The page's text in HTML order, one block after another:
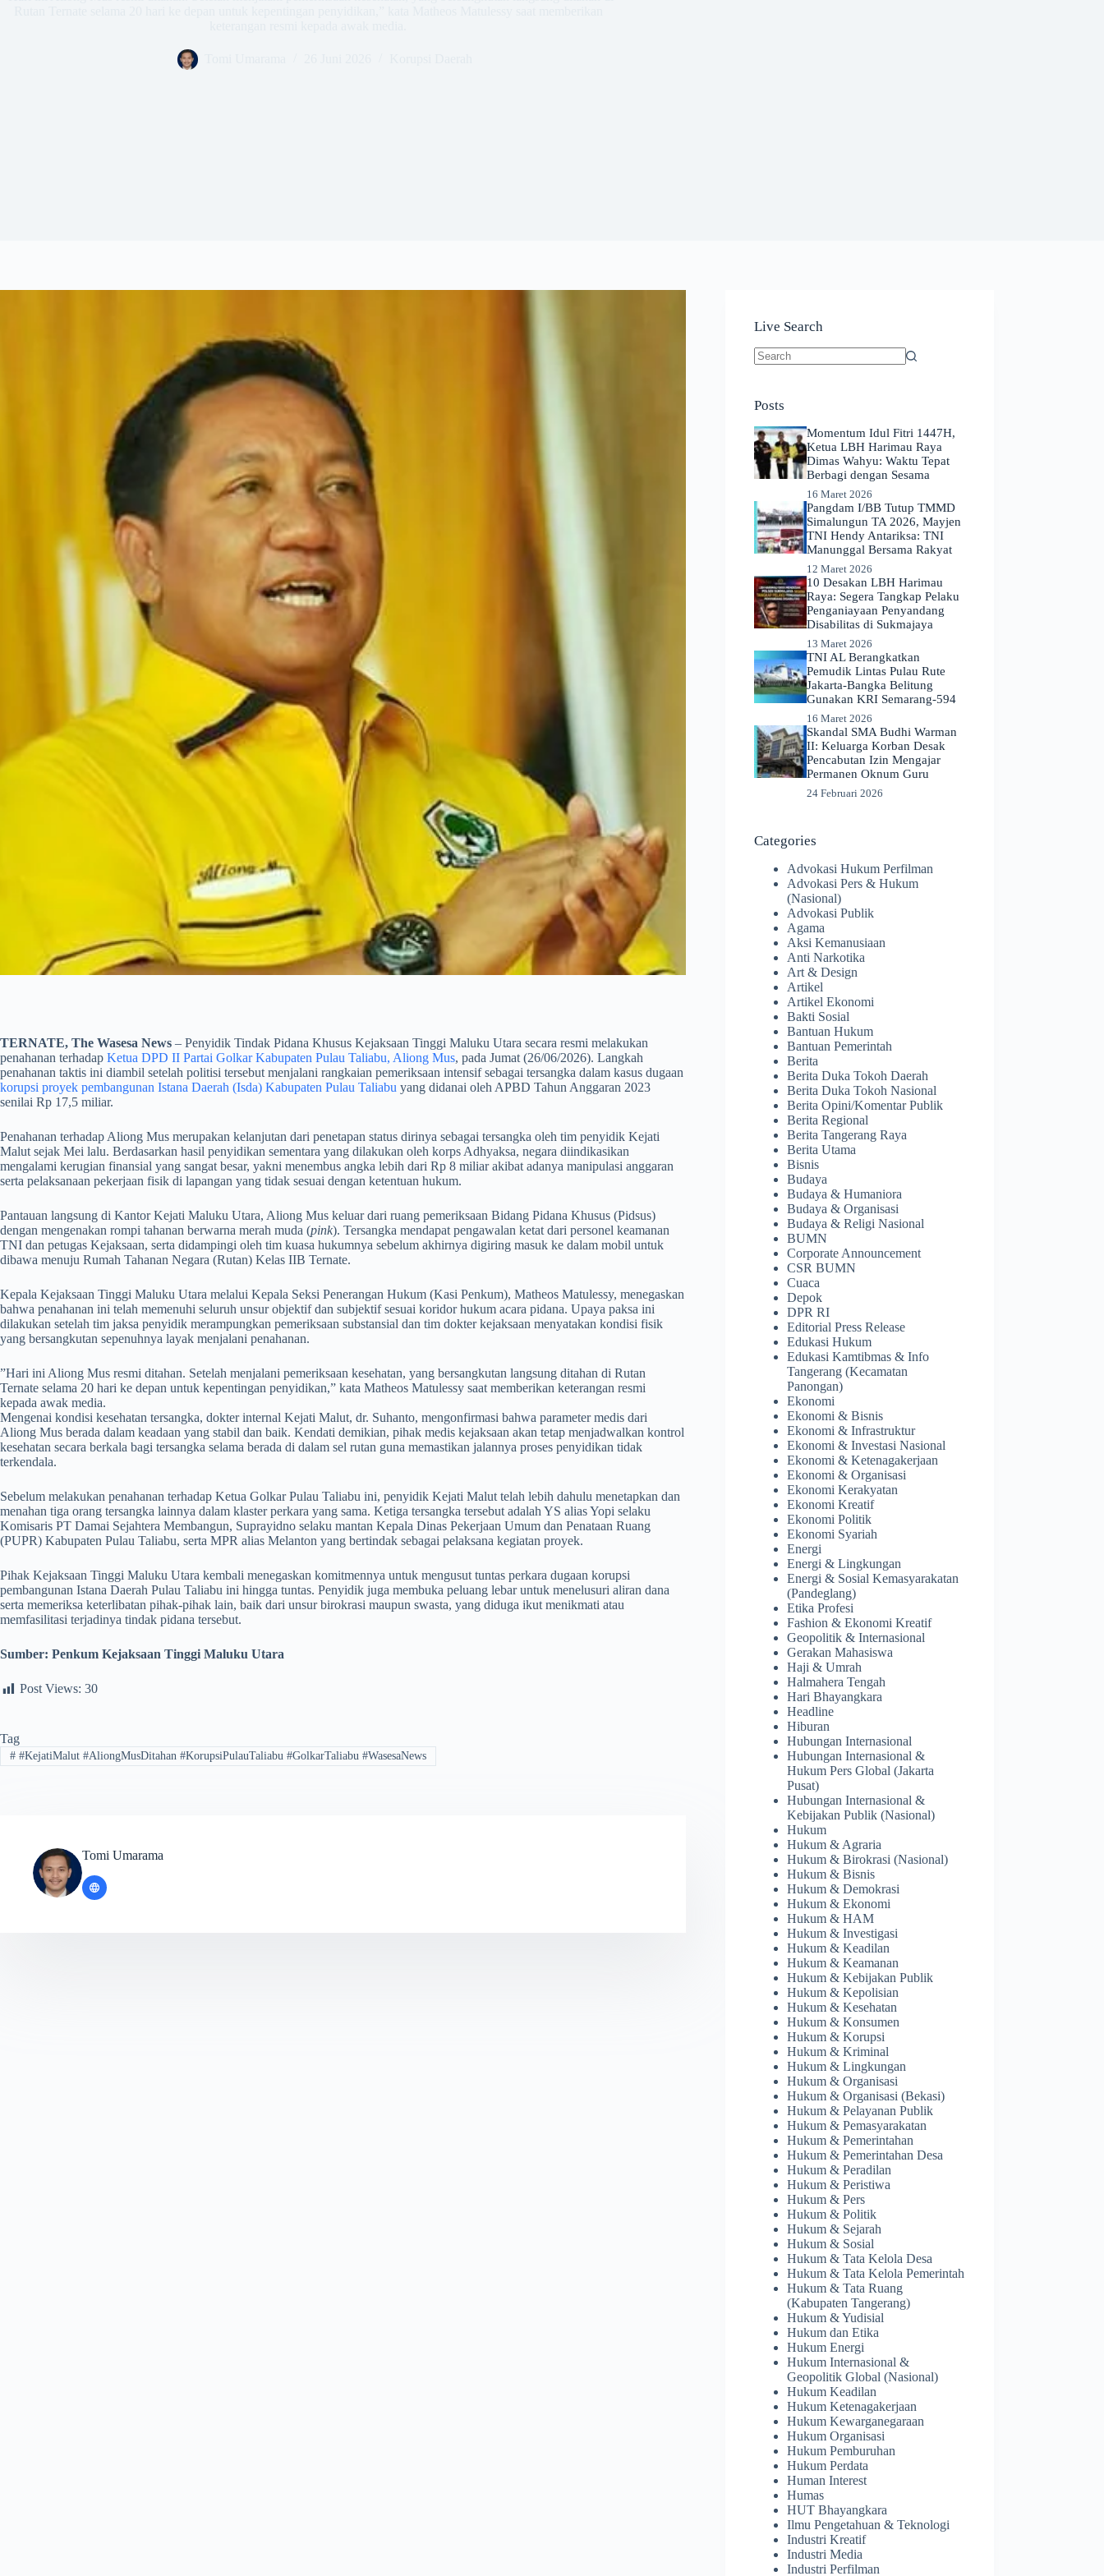
TERNATE, The Wasesa News – Penyidik Tindak Pidana Khusus Kejaksaan Tinggi Maluku Utara secara resmi melakukan
penahanan terhadap Ketua DPD II Partai Golkar Kabupaten Pulau Taliabu, Aliong Mus, pada Jumat (26/06/2026). Langkah
penahanan taktis ini diambil setelah politisi tersebut menjalani rangkaian pemeriksaan intensif sebagai tersangka dalam kasus dugaan
korupsi proyek pembangunan Istana Daerah (Isda) Kabupaten Pulau Taliabu yang didanai oleh APBD Tahun Anggaran 2023
senilai Rp 17,5 miliar.
​Penahanan terhadap Aliong Mus merupakan kelanjutan dari penetapan status dirinya sebagai tersangka oleh tim penyidik Kejati
Malut sejak Mei lalu. Berdasarkan hasil penyidikan sementara yang dilakukan oleh korps Adhyaksa, negara diindikasikan
mengalami kerugian finansial yang sangat besar, yakni menembus angka lebih dari Rp 8 miliar akibat adanya manipulasi anggaran
serta pelaksanaan pekerjaan fisik di lapangan yang tidak sesuai dengan ketentuan hukum.
​Pantauan langsung di Kantor Kejati Maluku Utara, Aliong Mus keluar dari ruang pemeriksaan Bidang Pidana Khusus (Pidsus)
dengan mengenakan rompi tahanan berwarna merah muda (pink). Tersangka mendapat pengawalan ketat dari personel keamanan
TNI dan petugas Kejaksaan, serta didampingi oleh tim kuasa hukumnya sebelum akhirnya digiring masuk ke dalam mobil untuk
dibawa menuju Rumah Tahanan Negara (Rutan) Kelas IIB Ternate.
​Kepala Kejaksaan Tinggi Maluku Utara melalui Kepala Seksi Penerangan Hukum (Kasi Penkum), Matheos Matulessy, menegaskan
bahwa penahanan ini telah memenuhi seluruh unsur objektif dan subjektif sesuai koridor hukum acara pidana. Upaya paksa ini
dilakukan setelah tim jaksa penyidik merampungkan pemeriksaan substansial dan tim dokter kejaksaan menyatakan kondisi fisik
yang bersangkutan sepenuhnya layak menjalani penahanan.
​”Hari ini Aliong Mus resmi ditahan. Setelah menjalani pemeriksaan kesehatan, yang bersangkutan langsung ditahan di Rutan
Ternate selama 20 hari ke depan untuk kepentingan penyidikan,” kata Matheos Matulessy saat memberikan keterangan resmi
kepada awak media.
Mengenai kondisi kesehatan tersangka, dokter internal Kejati Malut, dr. Suhanto, mengonfirmasi bahwa parameter medis dari
Aliong Mus berada dalam keadaan yang stabil dan baik. Kendati demikian, pihak medis kejaksaan akan tetap menjadwalkan kontrol
kesehatan secara berkala bagi tersangka selama berada di dalam sel rutan guna memastikan jalannya proses penyidikan tidak
terkendala.
​Sebelum melakukan penahanan terhadap Ketua Golkar Pulau Taliabu ini, penyidik Kejati Malut telah lebih dahulu menetapkan dan
menahan tiga orang tersangka lainnya dalam klaster perkara yang sama. Ketiga tersangka tersebut adalah YS alias Yopi selaku
Komisaris PT Damai Sejahtera Membangun, Suprayidno selaku mantan Kepala Dinas Pekerjaan Umum dan Penataan Ruang
(PUPR) Kabupaten Pulau Taliabu, serta MPR alias Melanton yang bertindak sebagai pelaksana kegiatan proyek.
​Pihak Kejaksaan Tinggi Maluku Utara kembali menegaskan komitmennya untuk mengusut tuntas perkara dugaan korupsi
pembangunan Istana Daerah Pulau Taliabu ini hingga tuntas. Penyidik juga membuka peluang lebar untuk menelusuri aliran dana
serta memeriksa keterlibatan pihak-pihak lain, baik dari unsur birokrasi maupun swasta, yang diduga ikut menikmati atau
memfasilitasi terjadinya tindak pidana tersebut.
Sumber: Penkum Kejaksaan Tinggi Maluku Utara
Post Views: 30
Tag
##KejatiMalut #AliongMusDitahan #KorupsiPulauTaliabu #GolkarTaliabu #WasesaNews
Tomi Umarama
Live Search
Posts
Momentum Idul Fitri 1447H,
Ketua LBH Harimau Raya
Dimas Wahyu: Waktu Tepat
Berbagi dengan Sesama
16 Maret 2026
Pangdam I/BB Tutup TMMD
Simalungun TA 2026, Mayjen
TNI Hendy Antariksa: TNI
Manunggal Bersama Rakyat
12 Maret 2026
​10 Desakan LBH Harimau
Raya: Segera Tangkap Pelaku
Penganiayaan Penyandang
Disabilitas di Sukmajaya
13 Maret 2026
TNI AL Berangkatkan
Pemudik Lintas Pulau Rute
Jakarta-Bangka Belitung
Gunakan KRI Semarang-594
16 Maret 2026
Skandal SMA Budhi Warman
II: Keluarga Korban Desak
Pencabutan Izin Mengajar
Permanen Oknum Guru
24 Februari 2026
Categories
Advokasi Hukum Perfilman
Advokasi Pers & Hukum
(Nasional)
Advokasi Publik
Agama
Aksi Kemanusiaan
Anti Narkotika
Art & Design
Artikel
Artikel Ekonomi
Bakti Sosial
Bantuan Hukum
Bantuan Pemerintah
Berita
Berita Duka Tokoh Daerah
Berita Duka Tokoh Nasional
Berita Opini/Komentar Publik
Berita Regional
Berita Tangerang Raya
Berita Utama
Bisnis
Budaya
Budaya & Humaniora
Budaya & Organisasi
Budaya & Religi Nasional
BUMN
Corporate Announcement
CSR BUMN
Cuaca
Depok
DPR RI
Editorial Press Release
Edukasi Hukum
Edukasi Kamtibmas & Info
Tangerang (Kecamatan
Panongan)
Ekonomi
Ekonomi & Bisnis
Ekonomi & Infrastruktur
Ekonomi & Investasi Nasional
Ekonomi & Ketenagakerjaan
Ekonomi & Organisasi
Ekonomi Kerakyatan
Ekonomi Kreatif
Ekonomi Politik
Ekonomi Syariah
Energi
Energi & Lingkungan
Energi & Sosial Kemasyarakatan
(Pandeglang)
Etika Profesi
Fashion & Ekonomi Kreatif
Geopolitik & Internasional
Gerakan Mahasiswa
Haji & Umrah
Halmahera Tengah
Hari Bhayangkara
Headline
Hiburan
Hubungan Internasional
Hubungan Internasional &
Hukum Pers Global (Jakarta
Pusat)
Hubungan Internasional &
Kebijakan Publik (Nasional)
Hukum
Hukum & Agraria
Hukum & Birokrasi (Nasional)
Hukum & Bisnis
Hukum & Demokrasi
Hukum & Ekonomi
Hukum & HAM
Hukum & Investigasi
Hukum & Keadilan
Hukum & Keamanan
Hukum & Kebijakan Publik
Hukum & Kepolisian
Hukum & Kesehatan
Hukum & Konsumen
Hukum & Korupsi
Hukum & Kriminal
Hukum & Lingkungan
Hukum & Organisasi
Hukum & Organisasi (Bekasi)
Hukum & Pelayanan Publik
Hukum & Pemasyarakatan
Hukum & Pemerintahan
Hukum & Pemerintahan Desa
Hukum & Peradilan
Hukum & Peristiwa
Hukum & Pers
Hukum & Politik
Hukum & Sejarah
Hukum & Sosial
Hukum & Tata Kelola Desa
Hukum & Tata Kelola Pemerintah
Hukum & Tata Ruang
(Kabupaten Tangerang)
Hukum & Yudisial
Hukum dan Etika
Hukum Energi
Hukum Internasional &
Geopolitik Global (Nasional)
Hukum Keadilan
Hukum Ketenagakerjaan
Hukum Kewarganegaraan
Hukum Organisasi
Hukum Pemburuhan
Hukum Perdata
Human Interest
Humas
HUT Bhayangkara
Ilmu Pengetahuan & Teknologi
Industri Kreatif
Industri Media
Industri Perfilman